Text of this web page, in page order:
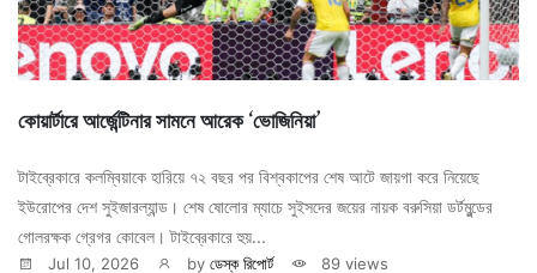
কোয়ার্টারে আর্জেন্টিনার সামনে আরেক ‘ভোজিনিয়া’
টাইব্রেকারে কলম্বিয়াকে হারিয়ে ৭২ বছর পর বিশ্বকাপের শেষ আটে জায়গা করে নিয়েছে
ইউরোপের দেশ সুইজারল্যান্ড। শেষ ষোলোর ম্যাচে সুইসদের জয়ের নায়ক বরুসিয়া ডর্টমুন্ডের
গোলরক্ষক গ্রেগর কোবেল। টাইব্রেকারে হুয়...
Jul 10, 2026 by ডেস্ক রিপোর্ট 89 views